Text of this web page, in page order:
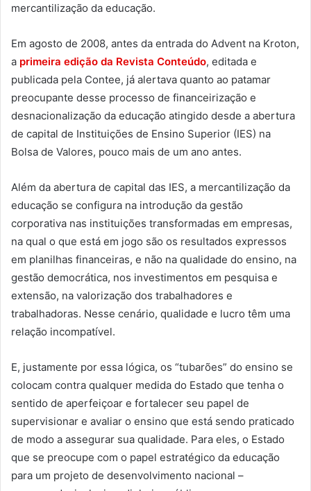
mercantilização da educação.
Em agosto de 2008, antes da entrada do Advent na Kroton,
a primeira edição da Revista Conteúdo, editada e
publicada pela Contee, já alertava quanto ao patamar
preocupante desse processo de financeirização e
desnacionalização da educação atingido desde a abertura
de capital de Instituições de Ensino Superior (IES) na
Bolsa de Valores, pouco mais de um ano antes.
Além da abertura de capital das IES, a mercantilização da
educação se configura na introdução da gestão
corporativa nas instituições transformadas em empresas,
na qual o que está em jogo são os resultados expressos
em planilhas financeiras, e não na qualidade do ensino, na
gestão democrática, nos investimentos em pesquisa e
extensão, na valorização dos trabalhadores e
trabalhadoras. Nesse cenário, qualidade e lucro têm uma
relação incompatível.
E, justamente por essa lógica, os “tubarões” do ensino se
colocam contra qualquer medida do Estado que tenha o
sentido de aperfeiçoar e fortalecer seu papel de
supervisionar e avaliar o ensino que está sendo praticado
de modo a assegurar sua qualidade. Para eles, o Estado
que se preocupe com o papel estratégico da educação
para um projeto de desenvolvimento nacional –